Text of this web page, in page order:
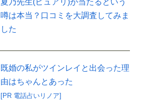
夏乃先生(ピュアリ)が当たるという
噂は本当？口コミを大調査してみま
した
既婚の私がツインレイと出会った理
由はちゃんとあった
[PR 電話占いリノア]